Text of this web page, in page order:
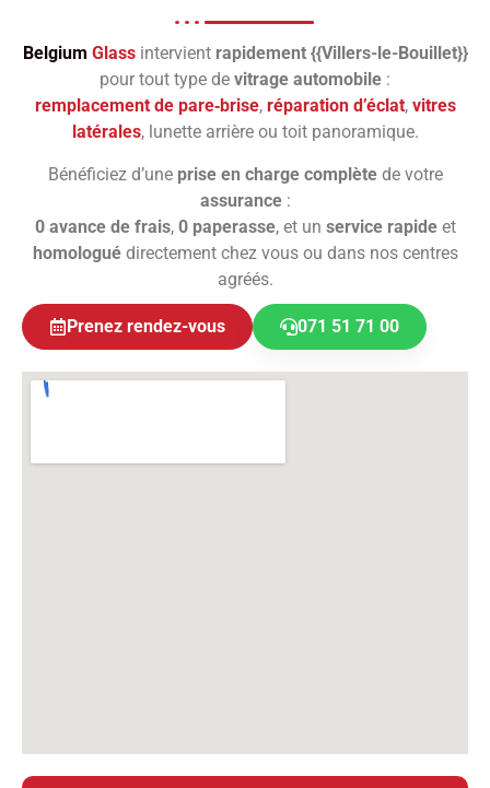
Belgium Glassintervient rapidement {{Villers-le-Bouillet}}
pour tout type de vitrage automobile :
remplacement de pare‑brise, réparation d’éclat, vitres
latérales, lunette arrière ou toit panoramique.
Bénéficiez d’une prise en charge complètede votre
assurance:
0 avance de frais, 0 paperasse, et un service rapideet
homologuédirectement chez vous ou dans nos centres
agréés.
Prenez rendez-vous 071 51 71 00